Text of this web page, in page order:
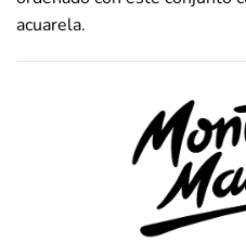
acuarela.